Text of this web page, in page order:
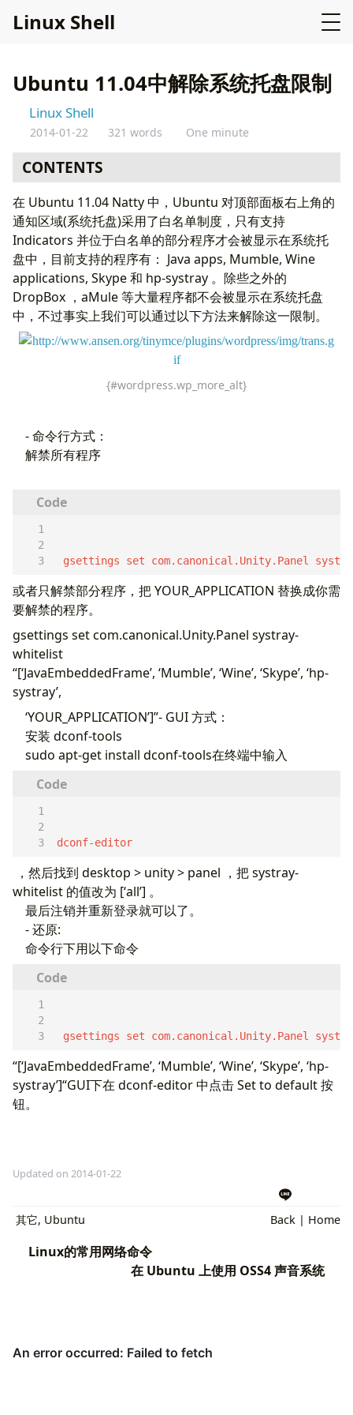
Linux Shell
Ubuntu 11.04中解除系统托盘限制
Linux Shell
2014-01-22 321 words One minute
CONTENTS
在 Ubuntu 11.04 Natty 中，Ubuntu 对顶部面板右上角的
通知区域(系统托盘)采用了白名单制度，只有支持
Indicators 并位于白名单的部分程序才会被显示在系统托
盘中，目前支持的程序有： Java apps, Mumble, Wine
applications, Skype 和 hp-systray 。除些之外的
DropBox ，aMule 等大量程序都不会被显示在系统托盘
中，不过事实上我们可以通过以下方法来解除这一限制。
{#wordpress.wp_more_alt}
- 命令行方式：
解禁所有程序
gsettings set com.canonical.Unity.Panel
或者只解禁部分程序，把 YOUR_APPLICATION 替换成你需
要解禁的程序。
gsettings set com.canonical.Unity.Panel systray-
whitelist
“[‘JavaEmbeddedFrame’, ‘Mumble’, ‘Wine’, ‘Skype’, ‘hp-
systray’,
‘YOUR_APPLICATION’]”- GUI 方式：
安装 dconf-tools
sudo apt-get install dconf-tools在终端中输入
dconf-editor
，然后找到 desktop > unity > panel ，把 systray-
whitelist 的值改为 [‘all’] 。
最后注销并重新登录就可以了。
- 还原:
命令行下用以下命令
gsettings set com.canonical.Unity.Panel
“[‘JavaEmbeddedFrame’, ‘Mumble’, ‘Wine’, ‘Skype’, ‘hp-
systray’]“GUI下在 dconf-editor 中点击 Set to default 按
钮。
Updated on 2014-01-22
其它, Ubuntu Back | Home
Linux的常用网络命令
在 Ubuntu 上使用 OSS4 声音系统